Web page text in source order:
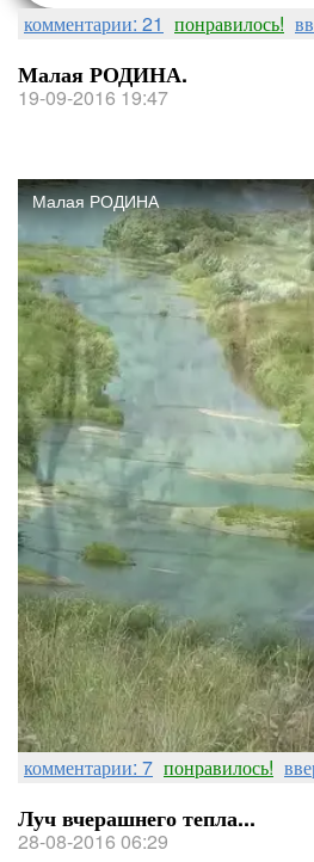
комментарии: 21 понравилось!
Малая РОДИНА.
19-09-2016 19:47
комментарии: 7 понравилось!
Луч вчерашнего тепла...
28-08-2016 06:29